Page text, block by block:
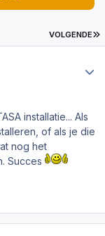
VOLGENDE
installatie... Als
of als je die
nog het
Succes